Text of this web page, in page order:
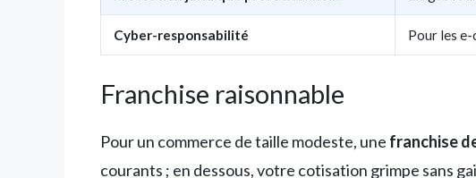
Cyber-responsabilité Pour les
Franchise raisonnable
Pour un commerce de taille modeste, une franchise
courants ; en dessous, votre cotisation grimpe sans